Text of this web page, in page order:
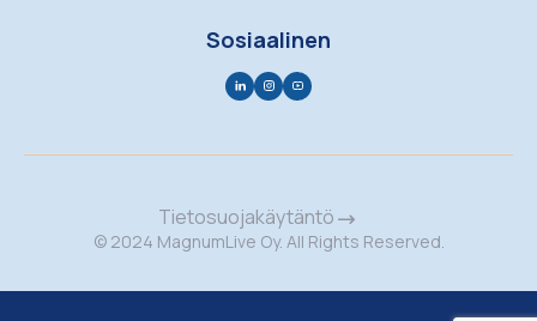
Sosiaalinen
Tietosuojakäytäntö
© 2024 MagnumLive Oy. All Rights Reserved.